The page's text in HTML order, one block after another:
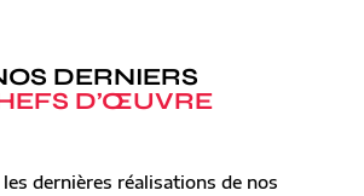
DERNIERS
D’ŒUVRE
dernières réalisations de nos